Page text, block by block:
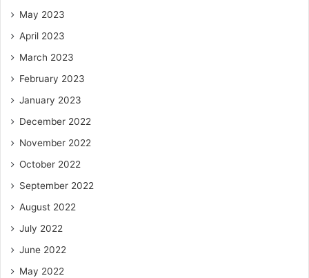
May 2023
April 2023
March 2023
February 2023
January 2023
December 2022
November 2022
October 2022
September 2022
August 2022
July 2022
June 2022
May 2022